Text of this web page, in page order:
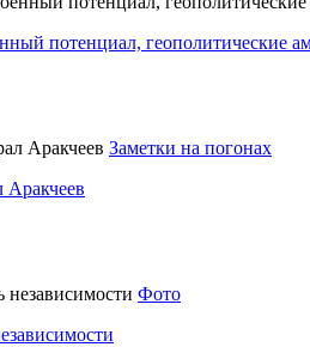
потенциал, геополитические
Заметки на погонах
Аракчеев
Фото